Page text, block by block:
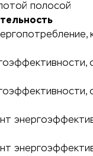
полосой